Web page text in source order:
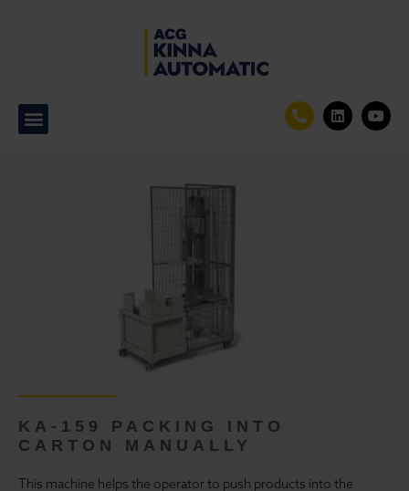
KA-159 PACKING INTO
CARTON MANUALLY
This machine helps the operator to push products into the